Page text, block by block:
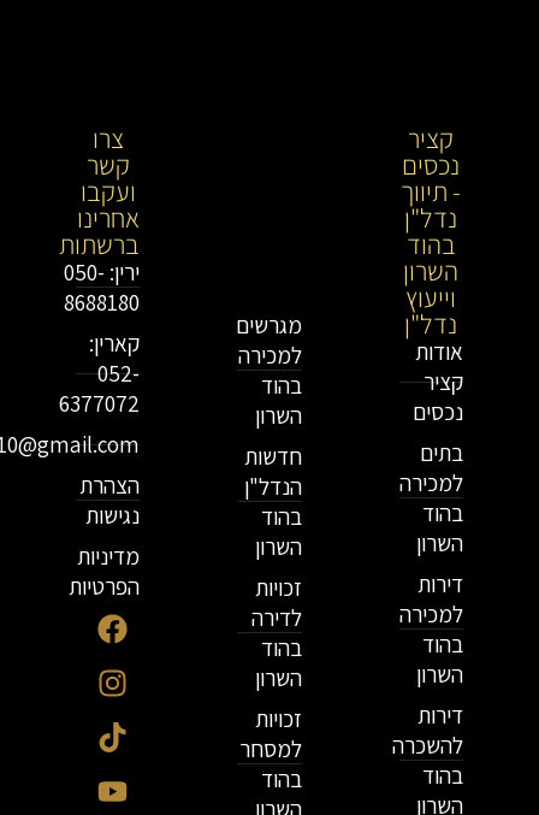
קציר
נכסים
- תיווך
נדל"ן
בהוד
השרון
וייעוץ
נדל"ן
אודות
קציר
נכסים
בתים
למכירה
בהוד
השרון
דירות
למכירה
בהוד
השרון
דירות
להשכרה
בהוד
השרון
מגרשים
למכירה
בהוד
השרון
חדשות
הנדל"ן
בהוד
השרון
זכויות
לדירה
בהוד
השרון
זכויות
למסחר
בהוד
צרו
קשר
ועקבו
אחרינו
ברשתות
ירין: 050-
8688180
קארין:
052-
6377072
הצהרת
נגישות
מדיניות
הפרטיות